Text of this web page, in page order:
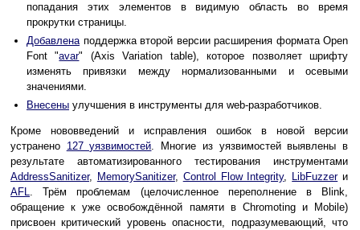
попадания этих элементов в видимую область во время
прокрутки страницы.
Добавлена поддержка второй версии расширения формата Open
Font "avar" (Axis Variation table), которое позволяет шрифту
изменять привязки между нормализованными и осевыми
значениями.
Внесены улучшения в инструменты для web-разработчиков.
Кроме нововведений и исправления ошибок в новой версии
устранено 127 уязвимостей . Многие из уязвимостей выявлены в
результате автоматизированного тестирования инструментами
AddressSanitizer, MemorySanitizer, Control Flow Integrity, LibFuzzerи
AFL
. Трём проблемам (целочисленное переполнение в Blink,
обращение к уже освобождённой памяти в Chromoting и Mobile)
присвоен критический уровень опасности, подразумевающий, что